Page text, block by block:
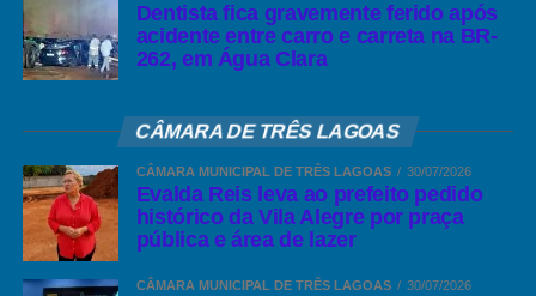
Dentista fica gravemente ferido após
acidente entre carro e carreta na BR-
262, em Água Clara
CÂMARA DE TRÊS LAGOAS
CÂMARA MUNICIPAL DE TRÊS LAGOAS 30/07/2026
Evalda Reis leva ao prefeito pedido
histórico da Vila Alegre por praça
pública e área de lazer
CÂMARA MUNICIPAL DE TRÊS LAGOAS 30/07/2026